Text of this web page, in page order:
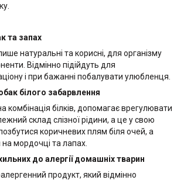
та запах
натуральні та корисні, для організму
Відмінно підійдуть для
і при бажанні побалувати улюбленця.
білого забарвлення
комбінація білків, допомагає врегулювати
склад слізної рідини, а це у свою
коричневих плям біля очей, а
мордочці та лапах.
до алергії домашніх тварин
продукт, який відмінно